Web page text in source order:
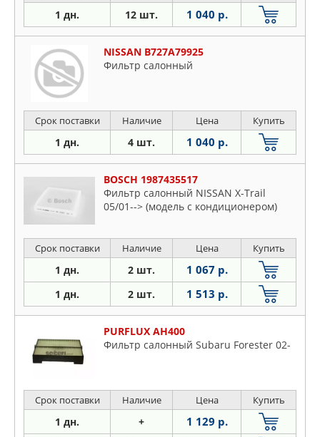
1 дн. 12 шт. 1 040 р.
NISSAN B727A79925
Фильтр салонный
Срок поставки Наличие Цена Купить
1 дн. 4 шт. 1 040 р.
BOSCH 1987435517
Фильтр салонный NISSAN X-Trail
05/01--> (модель с кондиционером)
Срок поставки Наличие Цена Купить
1 дн. 2 шт. 1 067 р.
1 дн. 2 шт. 1 513 р.
PURFLUX AH400
Фильтр салонный Subaru Forester 02-
Срок поставки Наличие Цена Купить
1 дн. + 1 129 р.